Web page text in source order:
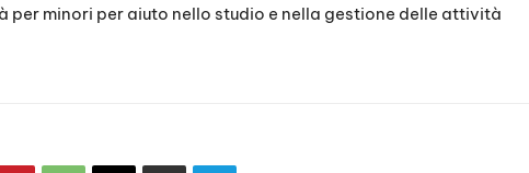
per minori per aiuto nello studio e nella gestione delle attività